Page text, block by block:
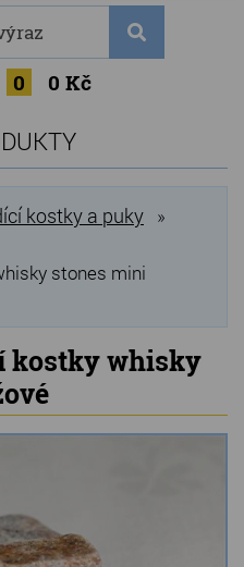
0 0 Kč
kostky a puky »
stones mini
kostky whisky